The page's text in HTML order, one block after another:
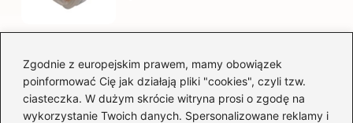
Zgodnie z europejskim prawem, mamy obowiązek
poinformować Cię jak działają pliki "cookies", czyli tzw.
ciasteczka. W dużym skrócie witryna prosi o zgodę na
wykorzystanie Twoich danych. Spersonalizowane reklamy i
Czy warto kupować
diesla? Przewodnik dla
przyszłych właścicieli